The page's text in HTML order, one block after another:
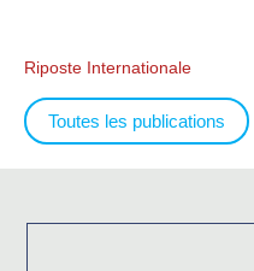
Riposte Internationale
Toutes les publications